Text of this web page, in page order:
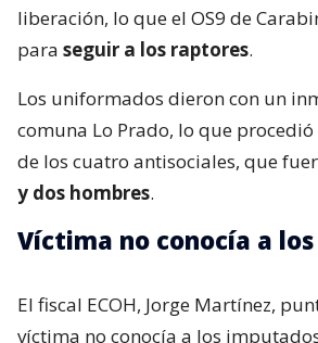
liberación, lo que el OS9 de
para seguir a los raptores.
Los uniformados dieron con un
comuna Lo Prado, lo que
de los cuatro antisociales, que
y dos hombres.
Víctima no conocía a
El fiscal ECOH, Jorge Martínez,
víctima no conocía a los